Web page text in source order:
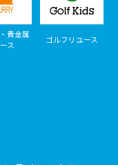
貴金属
ス
ゴルフリユース